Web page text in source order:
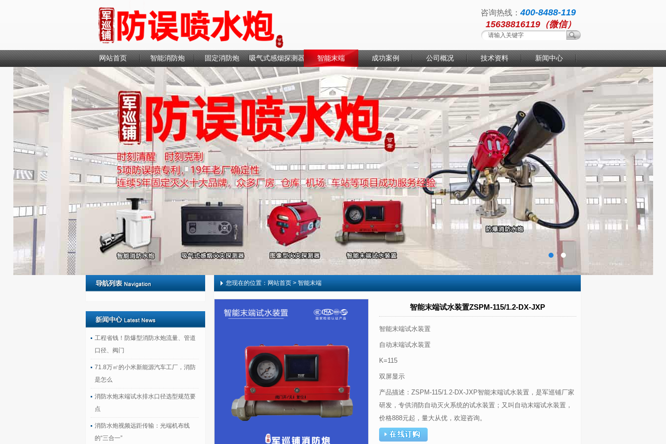
咨询热线：400-8488-119
15638816119（微信）
网站首页 智能消防炮 固定消防炮 吸气式感烟探测器 智能末端 成功案例 公司概况 技术资料 新闻中心
联系我们
工程省钱！防爆型消防水炮流量、管道
口径、阀门
71.8万㎡的小米新能源汽车工厂，消防
是怎么
消防水炮末端试水排水口径选型规范要
点
消防水炮视频远距传输：光端机布线
的“三合一”
您现在的位置： 网站首页> 智能末端
智能末端试水装置ZSPM-115/1.2-DX-JXP
智能末端试水装置
自动末端试水装置
K=115
双屏显示
产品描述：ZSPM-115/1.2-DX-JXP智能末端试水装置，是军巡铺厂家
研发，专供消防自动灭火系统的试水装置；又叫自动末端试水装置，
价格888元起，量大从优，欢迎咨询。